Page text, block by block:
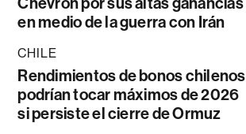
en medio de la guerra con Irán
CHILE
Rendimientos de bonos chilenos
podrían tocar máximos de 2026
si persiste el cierre de Ormuz